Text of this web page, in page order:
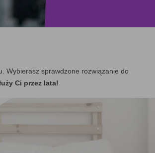
Wybierasz sprawdzone rozwiązanie do
Ci przez lata!